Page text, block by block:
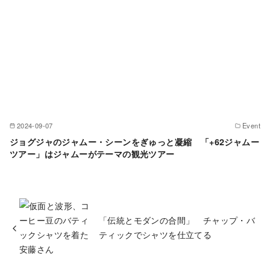
2024-09-07 Event
ジョグジャのジャムー・シーンをぎゅっと凝縮 「+62ジャムー
ツアー」はジャムーがテーマの観光ツアー
「伝統とモダンの合間」 チャップ・バ
ティックでシャツを仕立てる